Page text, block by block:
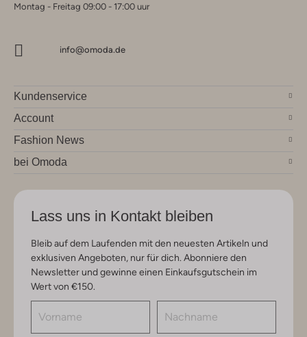
Montag - Freitag 09:00 - 17:00 uur
info@omoda.de
Kundenservice
Account
Fashion News
bei Omoda
Lass uns in Kontakt bleiben
Bleib auf dem Laufenden mit den neuesten Artikeln und
exklusiven Angeboten, nur für dich. Abonniere den
Newsletter und gewinne einen Einkaufsgutschein im
Wert von €150.